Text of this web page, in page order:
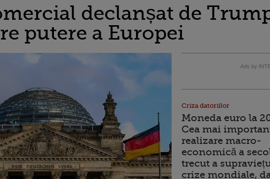
declanșat de
putere a Europei
Ads by
Criza datoriilor
Moneda euro la
Cea mai
realizare macro-
economică a
trecut a
crize mondiale,